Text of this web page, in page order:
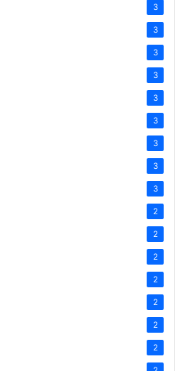
3
3
3
3
3
3
3
3
3
2
2
2
2
2
2
2